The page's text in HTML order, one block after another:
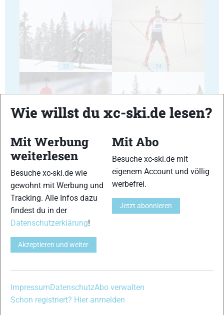
23 24
25 26
27 28
Wie willst du xc-ski.de lesen?
Mit Werbung
weiterlesen
Besuche xc-ski.de wie
gewohnt mit Werbung und
Tracking. Alle Infos dazu
findest du in der
Datenschutzerklärung!
Akzeptieren und weiter
Mit Abo
Besuche xc-ski.de mit
eigenem Account und völlig
werbefrei.
Jetzt abonnieren
ImpressumDatenschutzAbo verwalten
Schon registriert? Hier anmelden